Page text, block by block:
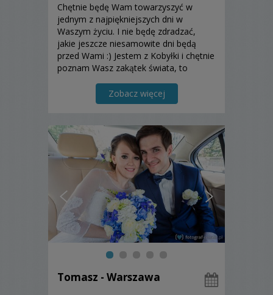
Chętnie będę Wam towarzyszyć w
jednym z najpiękniejszych dni w
Waszym życiu. I nie będę zdradzać,
jakie jeszcze niesamowite dni będą
przed Wami :) Jestem z Kobyłki i chętnie
poznam Wasz zakątek świata, to
Zobacz więcej
Tomasz - Warszawa